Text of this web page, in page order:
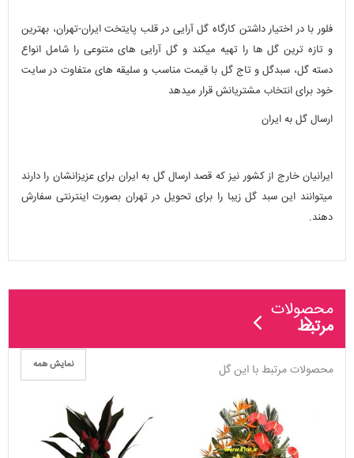
فلور با در اختیار داشتن کارگاه گل آرایی در قلب پایتخت ایران-تهران، بهترین
و تازه ترین گل ها را تهیه میکند و گل آرایی های متنوعی را شامل انواع
دسته گل، سبدگل و تاج گل با قیمت مناسب و سلیقه های متفاوت در سایت
خود برای انتخاب مشتریانش قرار میدهد
ارسال گل به ایران
ایرانیان خارج از کشور نیز که قصد ارسال گل به ایران برای عزیزانشان را دارند
میتوانند این سبد گل زیبا را برای تحویل در تهران بصورت اینترنتی سفارش
دهند.
محصولات
مرتبط
محصولات مرتبط با این گل نمایش همه